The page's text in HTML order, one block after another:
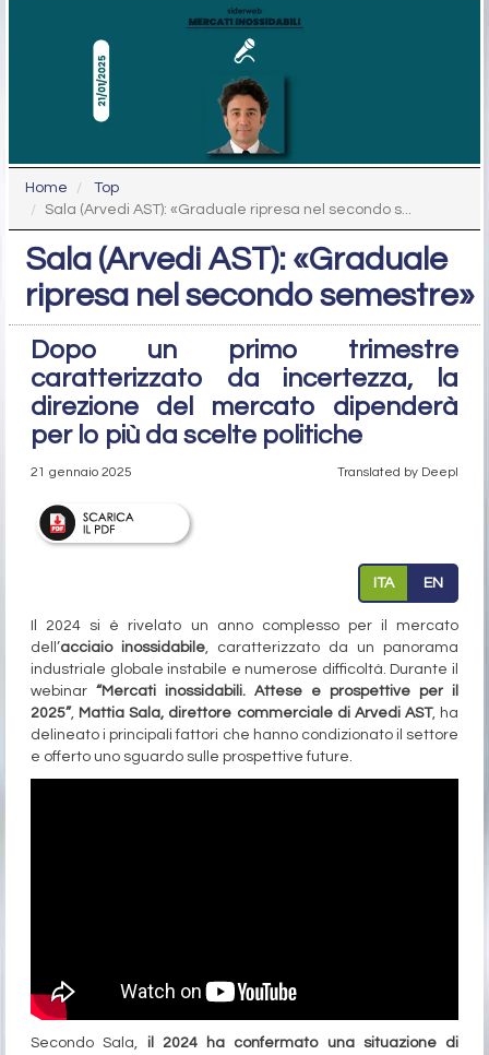
Home
Top
Sala (Arvedi AST): «Graduale ripresa nel secondo s...
Sala (Arvedi AST): «Graduale
ripresa nel secondo semestre»
Dopo un primo trimestre
caratterizzato da incertezza, la
direzione del mercato dipenderà
per lo più da scelte politiche
21 gennaio 2025 Translated by Deepl
ITA EN
Il 2024 si è rivelato un anno complesso per il mercato
dell’acciaio inossidabile, caratterizzato da un panorama
industriale globale instabile e numerose difficoltà. Durante il
webinar “Mercati inossidabili. Attese e prospettive per il
2025”, Mattia Sala, direttore commerciale di Arvedi AST, ha
delineato i principali fattori che hanno condizionato il settore
e offerto uno sguardo sulle prospettive future.
Secondo Sala,
il 2024 ha confermato una situazione di